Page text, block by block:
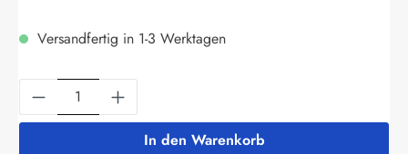
Versandfertig in 1-3 Werktagen
Produkt Anzahl: Gib den gewünschten
In den Warenkorb